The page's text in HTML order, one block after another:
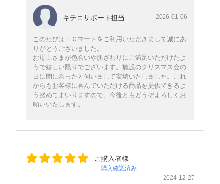
キテコサポート担当 2026-01-06
このたびはＴＣマートをご利用いただきまして誠にあ
りがとうございました。
お母上さまが色合いや肌ざわりにご満足いただけたよ
うで嬉しい限りでございます。施設のクリスマス会の
日に間に合ったと伺いまして安堵いたしました。これ
からもお客様に喜んでいただける商品を提供できるよ
う努めてまいりますので、今後ともどうぞよろしくお
願いいたします。
ご購入者様
購入確認済み
2024-12-27